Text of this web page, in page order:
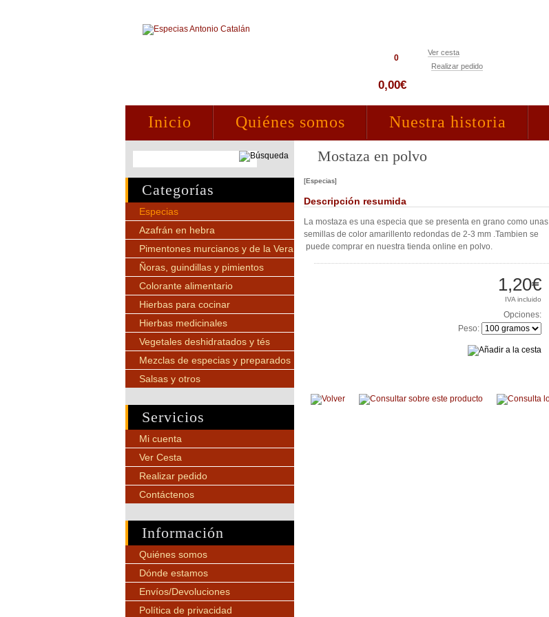
0,00€
0
Ver cesta
Realizar pedido
Inicio Quiénes somos Nuestra historia
Categorías
Especias
Azafrán en hebra
Pimentones murcianos y de la Vera
Ñoras, guindillas y pimientos
Colorante alimentario
Hierbas para cocinar
Hierbas medicinales
Vegetales deshidratados y tés
Mezclas de especias y preparados
Salsas y otros
Servicios
Mi cuenta
Ver Cesta
Realizar pedido
Contáctenos
Información
Quiénes somos
Dónde estamos
Envíos/Devoluciones
Política de privacidad
Mostaza en polvo
[Especias]
Descripción resumida
La mostaza es una especia que se presenta en grano como unas
semillas de color amarillento redondas de 2-3 mm .Tambien se
puede comprar en nuestra tienda online en polvo.
1,20€
IVA incluido
Opciones:
Peso: